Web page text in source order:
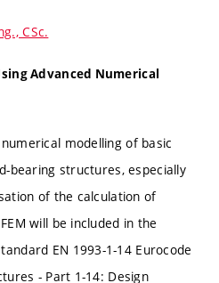
CSc.
Advanced Numerical
modelling of basic
bearing structures, especially
of the calculation of
will be included in the
EN 1993-1-14 Eurocode
- Part 1-14: Design